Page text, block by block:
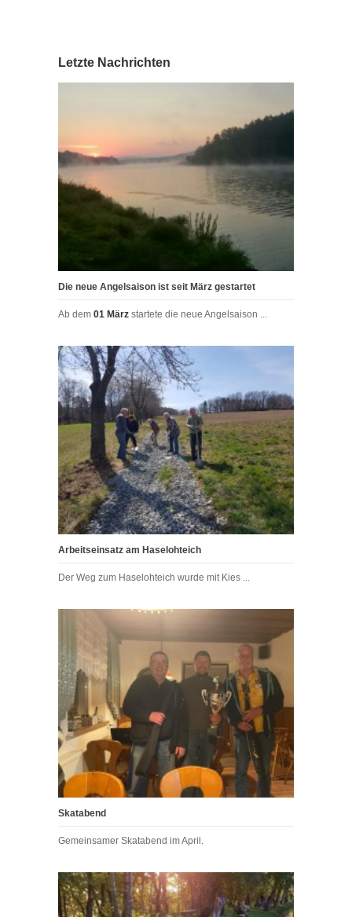
Letzte Nachrichten
Die neue Angelsaison ist seit März gestartet
Ab dem 01 März startete die neue Angelsaison ...
Arbeitseinsatz am Haselohteich
Der Weg zum Haselohteich wurde mit Kies ...
Skatabend
Gemeinsamer Skatabend im April.